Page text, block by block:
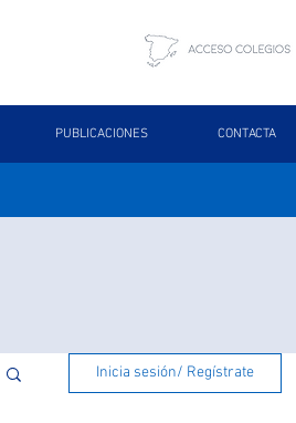
PUBLICACIONES CONTACTA
Inicia sesión/ Regístrate